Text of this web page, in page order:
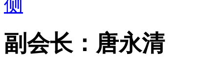
副会长：唐永清